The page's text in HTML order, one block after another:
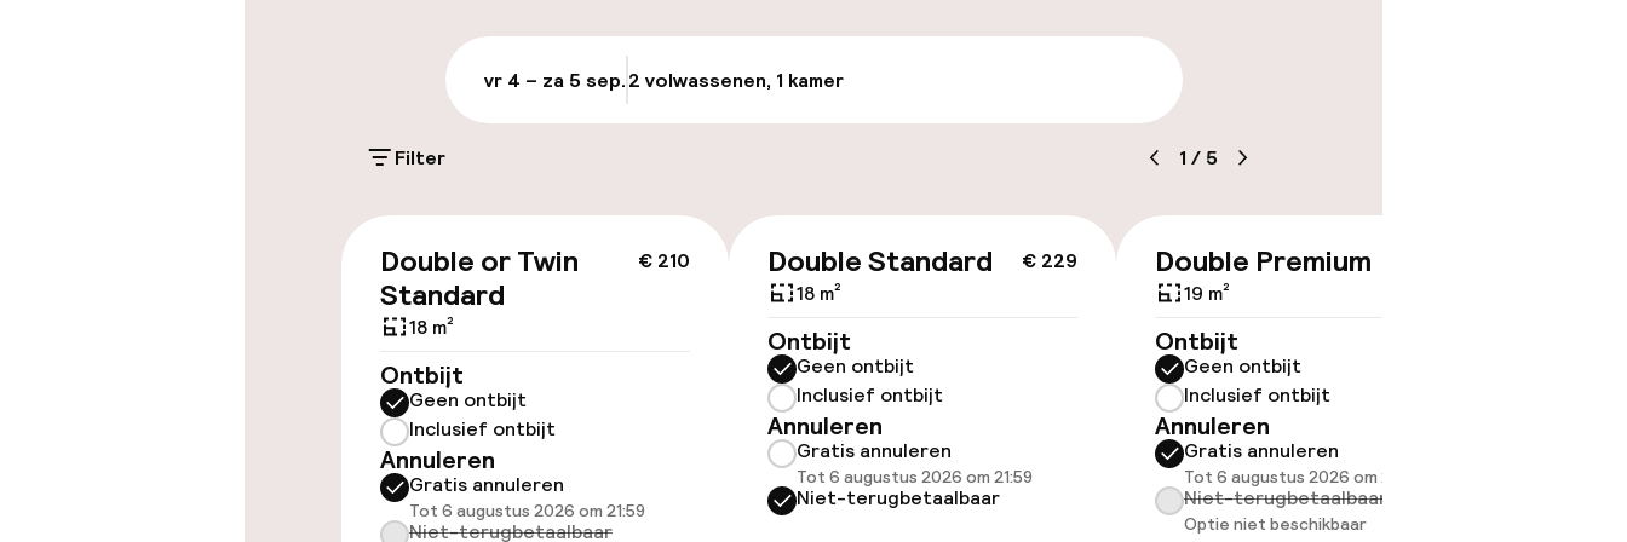
Gratis parkeren
Openbaar parkeren
Fietsverhuur
Toegankelijkheid
Overal rolstoeltoegankelijk
Lift
Voor toegankelijkheid
geoptimaliseerde kamers
Kamers
vr 4 – za 5 sep.2 volwassenen, 1 kamer
Filter 1 / 5
€ 210
Double or Twin
Standard
18 m²
Ontbijt
Geen ontbijt
Inclusief ontbijt
Annuleren
Gratis annuleren
Tot 6 augustus 2026 om 21:59
Niet-terugbetaalbaar
€ 229
Double Standard
18 m²
Ontbijt
Geen ontbijt
Inclusief ontbijt
Annuleren
Gratis annuleren
Tot 6 augustus 2026 om 21:59
Niet-terugbetaalbaar
Double Premium
19 m²
Ontbijt
Geen ontbijt
Inclusief ontbijt
Annuleren
Gratis annuleren
Tot 6 augustus 2026 om 21:59
Niet-terugbetaalbaar
Optie niet beschikbaar